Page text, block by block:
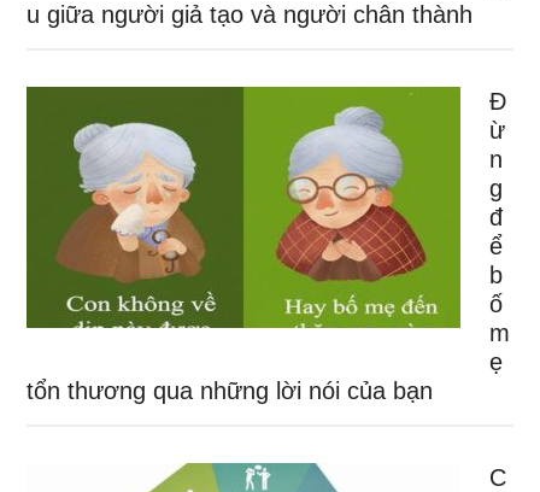
u giữa người giả tạo và người chân thành
Đ
ừ
n
g
đ
ể
b
ố
m
ẹ
tổn thương qua những lời nói của bạn
C